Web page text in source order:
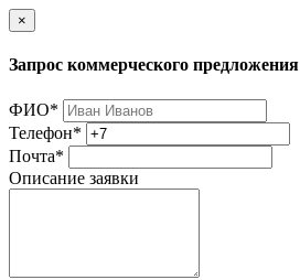
×
Запрос коммерческого предложения
ФИО*
Телефон*
Почта*
Описание заявки